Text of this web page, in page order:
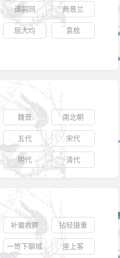
谭嗣同 商景兰
屈大均 袁枚
魏晋 南北朝
五代 宋代
明代 清代
补偏救弊 拈轻掇重
一笴下聊城 座上客